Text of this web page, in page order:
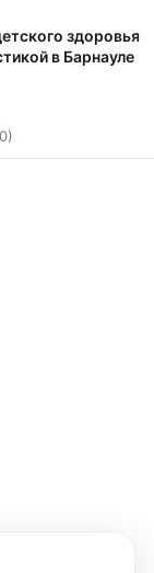
здоровья
в Барнауле